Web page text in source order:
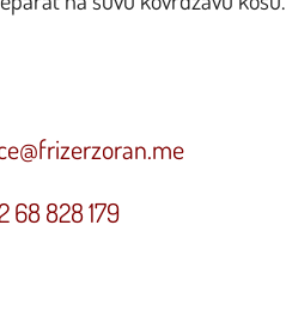
68 828 179